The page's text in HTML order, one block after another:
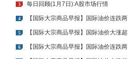
3 每日回顾(1月7日):A股市场行情
4 【国际大宗商品早报】国际油价连跌
5 【国际大宗商品早报】国际油价大涨
6 【国际大宗商品早报】国际油价连跌